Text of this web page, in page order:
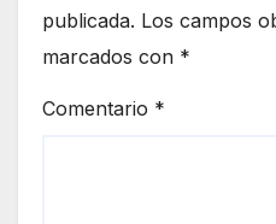
publicada. Los campos
marcados con *
Comentario *